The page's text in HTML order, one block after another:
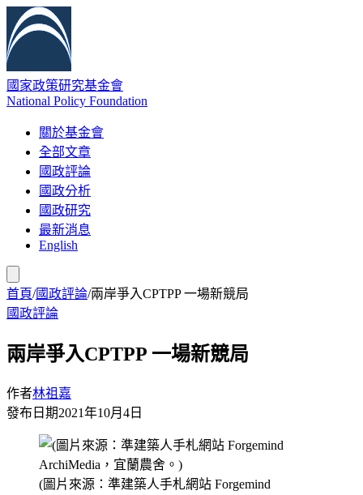
國家政策研究基金會
National Policy Foundation
關於基金會
全部文章
國政評論
國政分析
國政研究
最新消息
English
首頁/國政評論/兩岸爭入CPTPP 一場新競局
國政評論
兩岸爭入CPTPP 一場新競局
作者林祖嘉
發布日期2021年10月4日
(圖片來源：準建築人手札網站 Forgemind